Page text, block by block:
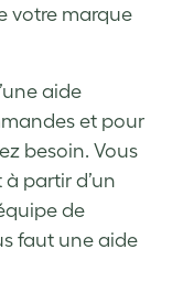
votre marque
aide
et pour
besoin. Vous
partir d’un
de
faut une aide